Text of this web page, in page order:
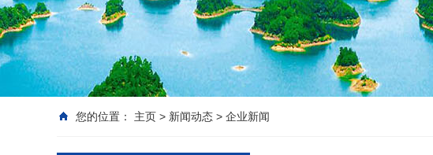
您的位置： 主页 > 新闻动态 > 企业新闻